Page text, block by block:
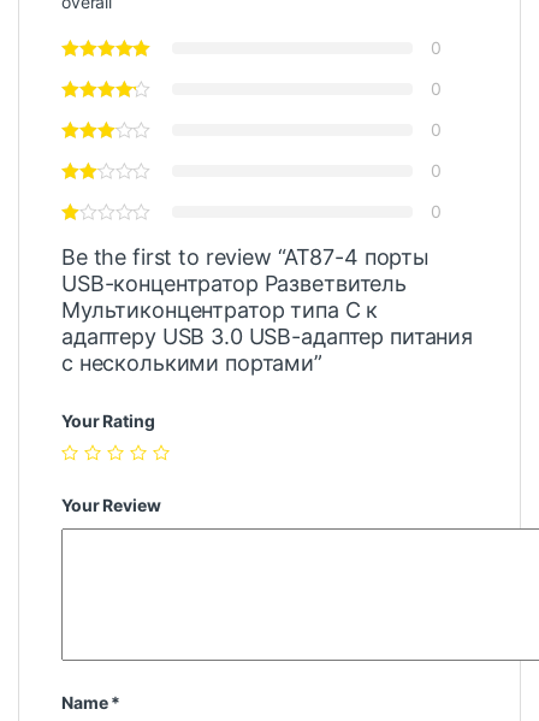
0
0
0
0
0
Be the first to review “AT87-4 порты
USB-концентратор Разветвитель
Мультиконцентратор типа C к
адаптеру USB 3.0 USB-адаптер питания
с несколькими портами”
Your Rating
Your Review
Name*